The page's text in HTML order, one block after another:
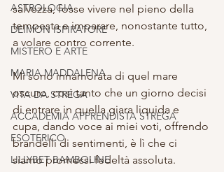
ASTROLOGIA
DEIMON ISPIRATORE
MISTERO E ARTE
MARIA MADDALENA
VITA DA STREGA
ACCADEMIA APPRENDISTA STREGA
ESOTERICO
LILLYBET BAMBOLINE
salvezza, fosse vivere nel pieno della
tempesta e imparare, nonostante tutto,
a volare contro corrente.
Mi sono innamorata di quel mare
oscuro, così tanto che un giorno decisi
di entrare in quella giara liquida e
cupa, dando voce ai miei voti, offrendo
brandelli di sentimenti, è lì che ci
siamo promessi fedeltà assoluta.